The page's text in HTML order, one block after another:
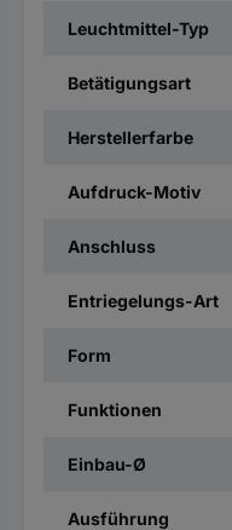
Leuchtmittel-Typ
Betätigungsart
Herstellerfarbe
Aufdruck-Motiv
Anschluss
Entriegelungs-Art
Form
Funktionen
Einbau-Ø
Ausführung